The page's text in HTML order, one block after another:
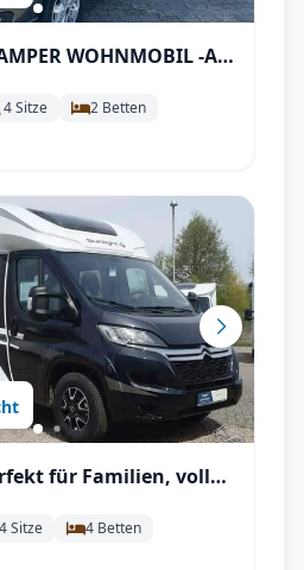
WOHNMOBIL -All-
Kompakt und
4Sitze 2 Betten
für Familien, voll
inkl., uvm.
4Sitze 4 Betten